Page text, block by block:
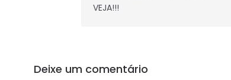
VEJA!!!
Deixe um comentário